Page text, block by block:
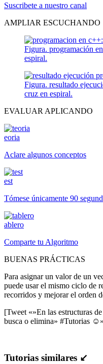
Suscribete a nuestro canal
AMPLIAR ESCUCHANDO
Figura. programación
espiral.
Figura. resultado
cruz en espiral.
EVALUAR APLICANDO
eoria
Aclare algunos conceptos
est
Tómese únicamente 90
ablero
Comparte tu Algoritmo
BUENAS PRÁCTICAS
Para asignar un valor de un
puede usar el mismo ciclo de
recorridos y mejorar el orden
[Tweet «»En las estructuras
busca o elimina» #Tutorias
Tutorias similares ↙